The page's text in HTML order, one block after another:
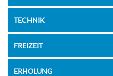
TECHNIK
FREIZEIT
ERHOLUNG